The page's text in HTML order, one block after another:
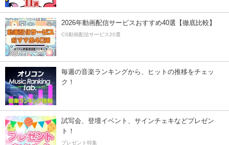
2026年動画配信サービスおすすめ40選【徹底比較】
CS動画配信サービス20選
毎週の音楽ランキングから、ヒットの推移をチェッ
ク！
試写会、登壇イベント、サインチェキなどプレゼン
ト！
プレゼント特集